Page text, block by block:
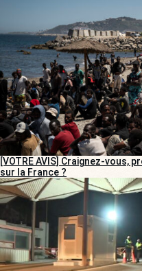
[VOTRE AVIS] Craignez-vous,
sur la France ?